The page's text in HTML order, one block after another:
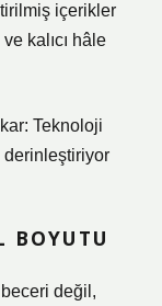
içerikler
kalıcı hâle
Teknoloji
derinleştiriyor
BOYUTU
değil,